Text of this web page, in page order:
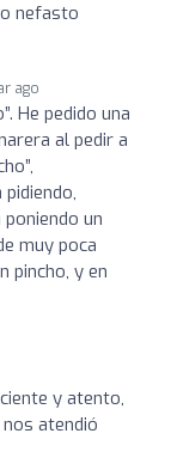
nefasto
ago
He pedido una
al pedir a
un
muy poca
pincho, y en
y atento,
atendió